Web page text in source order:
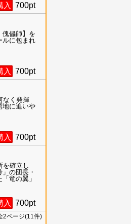
入 700pt
傀儡師】を
ルに包まれ
入 700pt
なく発揮
地に追いや
入 700pt
を確立し
の団長・
竜の翼」
入 700pt
2ページ(11件)